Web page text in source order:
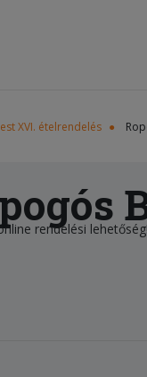
XVI. ételrendelés
rendelési lehetőség!